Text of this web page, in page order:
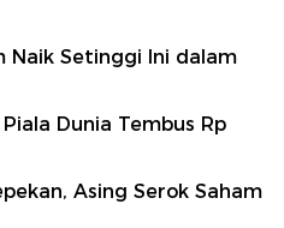
Naik Setinggi Ini dalam
Dunia Tembus Rp
Asing Serok Saham